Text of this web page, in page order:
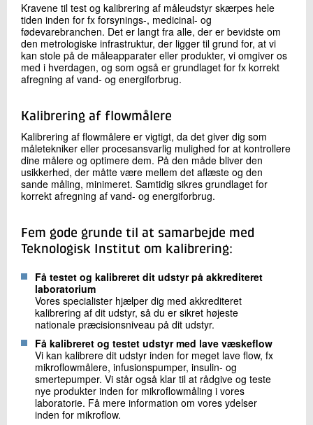
Kravene til test og kalibrering af måleudstyr skærpes hele
tiden inden for fx forsynings-, medicinal- og
fødevarebranchen. Det er langt fra alle, der er bevidste om
den metrologiske infrastruktur, der ligger til grund for, at vi
kan stole på de måleapparater eller produkter, vi omgiver os
med i hverdagen, og som også er grundlaget for fx korrekt
afregning af vand- og energiforbrug.
Kalibrering af flowmålere
Kalibrering af flowmålere er vigtigt, da det giver dig som
måletekniker eller procesansvarlig mulighed for at kontrollere
dine målere og optimere dem. På den måde bliver den
usikkerhed, der måtte være mellem det aflæste og den
sande måling, minimeret. Samtidig sikres grundlaget for
korrekt afregning af vand- og energiforbrug.
Fem gode grunde til at samarbejde med
Teknologisk Institut om kalibrering:
Få testet og kalibreret dit udstyr på akkrediteret
laboratorium
Vores specialister hjælper dig med akkrediteret
kalibrering af dit udstyr, så du er sikret højeste
nationale præcisionsniveau på dit udstyr.
Få kalibreret og testet udstyr med lave væskeflow
Vi kan kalibrere dit udstyr inden for meget lave flow, fx
mikroflowmålere, infusionspumper, insulin- og
smertepumper. Vi står også klar til at rådgive og teste
nye produkter inden for mikroflowmåling i vores
laboratorie. Få mere information om vores ydelser
inden for mikroflow.